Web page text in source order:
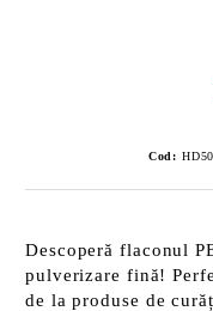
Cod:
Descoperă flaconul
pulverizare fină!
de la produse de